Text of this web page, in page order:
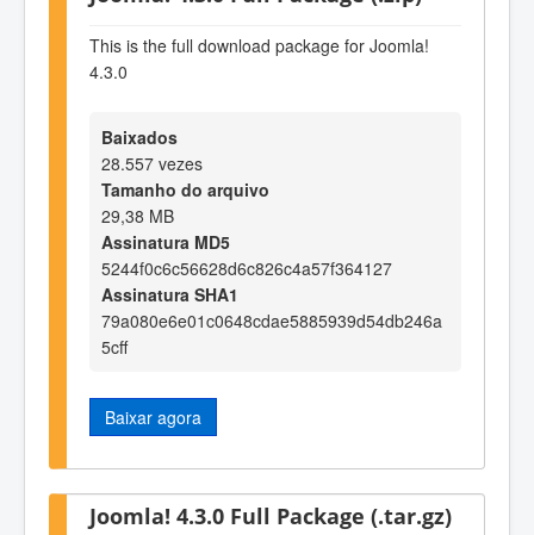
This is the full download package for Joomla!
4.3.0
Baixados
28.557 vezes
Tamanho do arquivo
29,38 MB
Assinatura MD5
5244f0c6c56628d6c826c4a57f364127
Assinatura SHA1
79a080e6e01c0648cdae5885939d54db246a
5cff
Baixar agora
Joomla! 4.3.0 Full Package (.tar.gz)